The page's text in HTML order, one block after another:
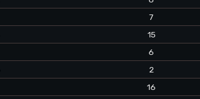
7
15
6
2
16